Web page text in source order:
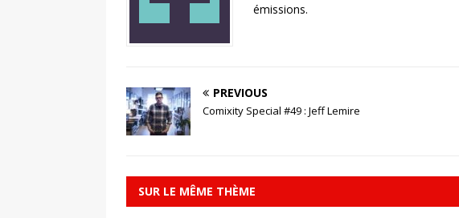
émissions.
PREVIOUS
Comixity Special #49 : Jeff Lemire
SUR LE MÊME THÈME